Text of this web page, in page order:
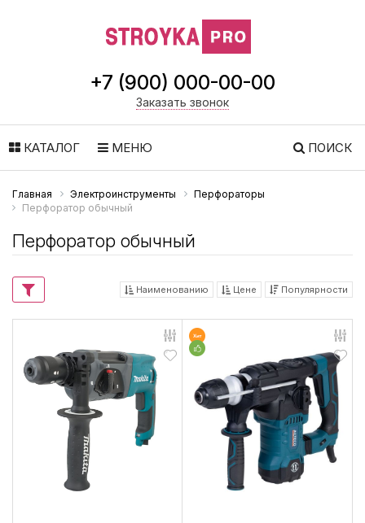
+7 (900) 000-00-00
Заказать звонок
КАТАЛОГ МЕНЮ ПОИСК
Главная Электроинструменты
Перфораторы
Перфоратор обычный
Перфоратор обычный
Наименованию Цене Популярности